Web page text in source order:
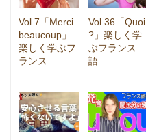
Vol.7「Merci
beaucoup」
楽しく学ぶフ
ランス…
Vol.36「Quoi
?」楽しく学
ぶフランス
語